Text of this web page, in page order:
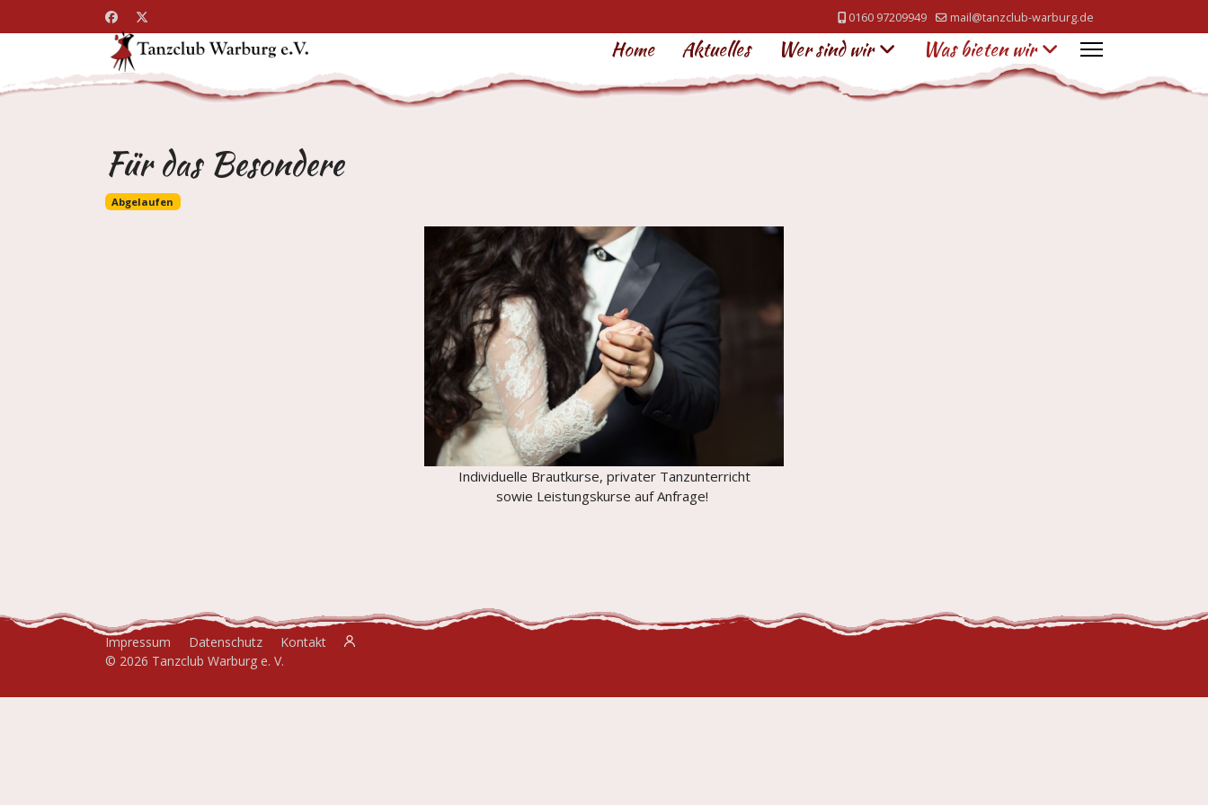
0160 97209949 mail@tanzclub-warburg.de
Home Aktuelles Wer sind wir Was bieten wir
Für das Besondere
Abgelaufen
Individuelle Brautkurse, privater Tanzunterricht
sowie Leistungskurse auf Anfrage!
Impressum Datenschutz
Kontakt
© 2026 Tanzclub Warburg e. V.